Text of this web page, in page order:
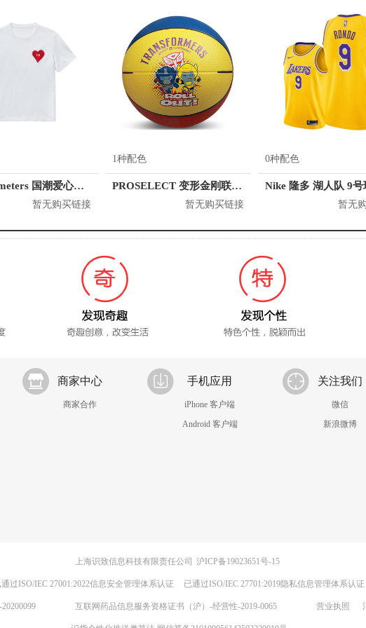
KM/kilometers 国潮爱心短袖T恤 M2X2108466
暂无购买链接
1种配色
PROSELECT 变形金刚联名系列 5号橡胶篮球
暂无购买链接
0种配色
Nike 隆多 湖人队 9号
暂无
商家中心
商家合作
手机应用
iPhone 客户端
Android 客户端
关注我们
微信
新浪微博
上海识致信息科技有限责任公司 沪ICP备19023651号-15
通过ISO/IEC 27001:2022信息安全管理体系认证 已通过ISO/IEC 27701:2019隐私信息管理体系认证
互联网药品信息服务资格证书（沪）-经营性-2019-0065 营业执照